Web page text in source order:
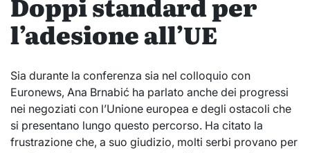
l’adesione all’UE
Sia durante la conferenza sia nel colloquio con
Euronews, Ana Brnabić ha parlato anche dei progressi
nei negoziati con l’Unione europea e degli ostacoli che
si presentano lungo questo percorso. Ha citato la
frustrazione che, a suo giudizio, molti serbi provano per